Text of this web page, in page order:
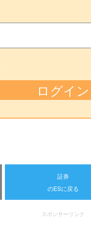
証券
のESに戻る
スポンサーリンク